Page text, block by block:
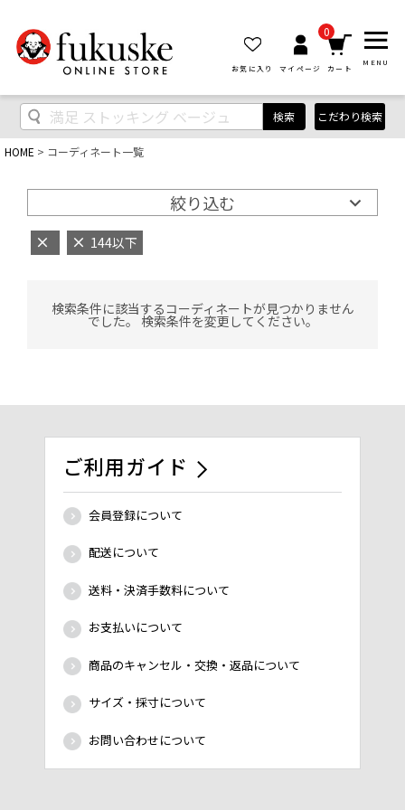
お気に入り マイページ
0
カート
MENU
検索 こだわり検索
HOME コーディネート一覧
絞り込む
144以下
検索条件に該当するコーディネートが見つかりません
でした。 検索条件を変更してください。
ご利用ガイド
会員登録について
配送について
送料・決済手数料について
お支払いについて
商品のキャンセル・交換・返品について
サイズ・採寸について
お問い合わせについて